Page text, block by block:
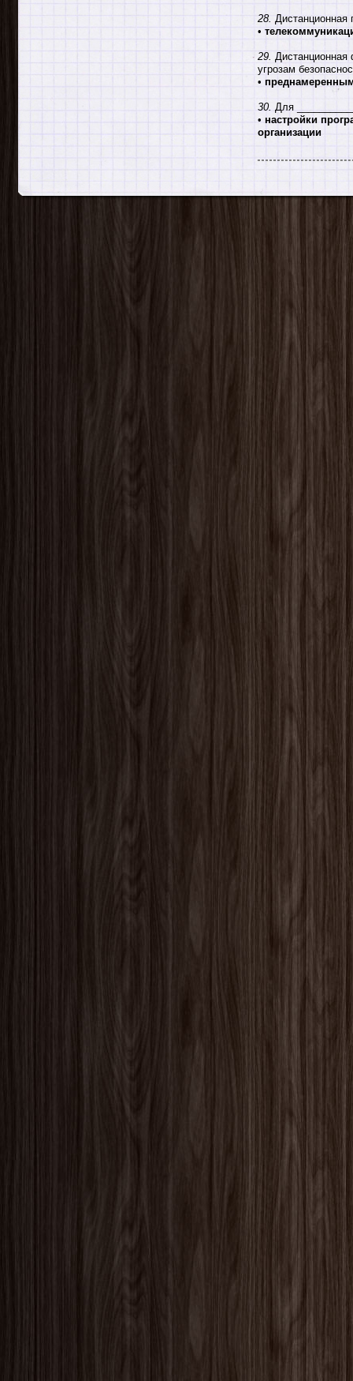
28. Дистанционная
•
29.
угрозам
•
30. Для
• настройки
организации